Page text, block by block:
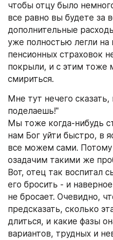
чтобы отцу было
все равно вы будете за
дополнительные
уже полностью легли на
пенсионных страховок
покрыли, и с этим тоже
смириться.
Мне тут нечего
поделаешь!"
Мы тоже когда-нибудь
нам Бог уйти быстро, в
все можем сами.
озадачим такими же
Вот, отец так воспитал
его бросить - и
не бросает. Очевидно,
предсказать, сколько
длиться, и какие фазы
вариантов, трудных и